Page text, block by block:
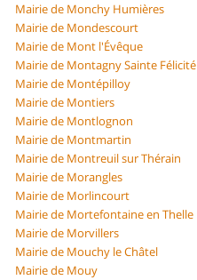
Mairie de Monchy Humières
Mairie de Mondescourt
Mairie de Mont l'Évêque
Mairie de Montagny Sainte Félicité
Mairie de Montépilloy
Mairie de Montiers
Mairie de Montlognon
Mairie de Montmartin
Mairie de Montreuil sur Thérain
Mairie de Morangles
Mairie de Morlincourt
Mairie de Mortefontaine en Thelle
Mairie de Morvillers
Mairie de Mouchy le Châtel
Mairie de Mouy